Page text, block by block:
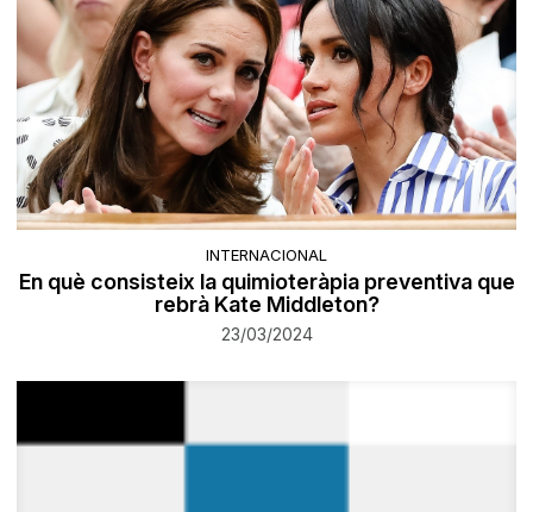
INTERNACIONAL
En què consisteix la quimioteràpia preventiva que
rebrà Kate Middleton?
23/03/2024